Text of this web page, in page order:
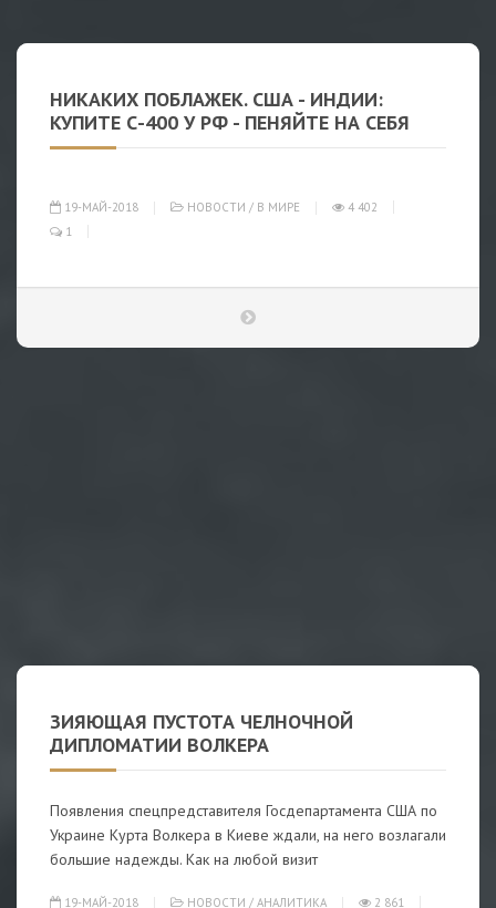
НИКАКИХ ПОБЛАЖЕК. США - ИНДИИ:
КУПИТЕ С-400 У РФ - ПЕНЯЙТЕ НА СЕБЯ
19-МАЙ-2018 НОВОСТИ / В МИРЕ
4 402
1
ЗИЯЮЩАЯ ПУСТОТА ЧЕЛНОЧНОЙ
ДИПЛОМАТИИ ВОЛКЕРА
Появления спецпредставителя Госдепартамента США по
Украине Курта Волкера в Киеве ждали, на него возлагали
большие надежды. Как на любой визит
19-МАЙ-2018 НОВОСТИ / АНАЛИТИКА 2 861